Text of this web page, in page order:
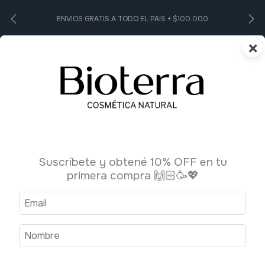
ENVIOS GRATIS A TODO EL PAIS + $100.000
0
×
Suscríbete y obtené 10% OFF en tu
primera compra 🙌🏻🥳💖